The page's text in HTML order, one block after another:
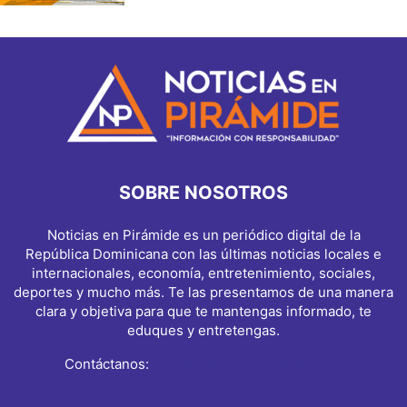
SOBRE NOSOTROS
Noticias en Pirámide es un periódico digital de la
República Dominicana con las últimas noticias locales e
internacionales, economía, entretenimiento, sociales,
deportes y mucho más. Te las presentamos de una manera
clara y objetiva para que te mantengas informado, te
eduques y entretengas.
Contáctanos: